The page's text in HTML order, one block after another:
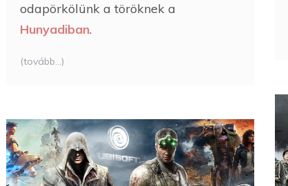
odapörkölünk a töröknek a
Hunyadiban.
(tovább…)